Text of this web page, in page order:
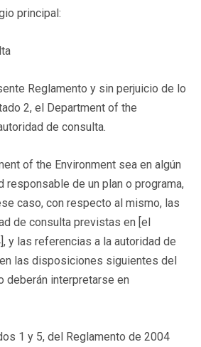
principal:
Reglamento y sin perjuicio de lo
2, el Department of the
de consulta.
of the Environment sea en algún
responsable de un plan o programa,
caso, con respecto al mismo, las
de consulta previstas en [el
y las referencias a la autoridad de
las disposiciones siguientes del
deberán interpretarse en
1 y 5, del Reglamento de 2004